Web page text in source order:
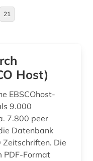
21
Host)
EBSCOhost-
9.000
7.800 peer
Datenbank
Die
PDF-Format